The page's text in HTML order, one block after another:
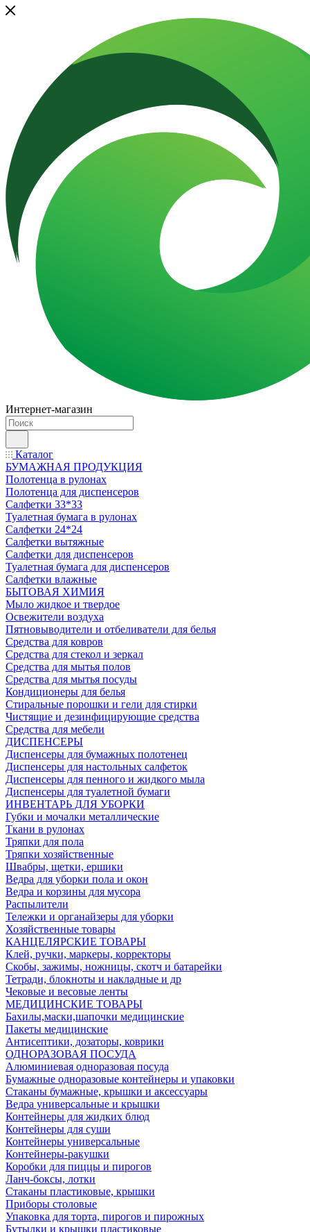
Интернет-магазин
Каталог
БУМАЖНАЯ ПРОДУКЦИЯ
Полотенца в рулонах
Полотенца для диспенсеров
Салфетки 33*33
Туалетная бумага в рулонах
Салфетки 24*24
Салфетки вытяжные
Салфетки для диспенсеров
Туалетная бумага для диспенсеров
Салфетки влажные
БЫТОВАЯ ХИМИЯ
Мыло жидкое и твердое
Освежители воздуха
Пятновыводители и отбеливатели для белья
Средства для ковров
Средства для стекол и зеркал
Средства для мытья полов
Средства для мытья посуды
Кондиционеры для белья
Стиральные порошки и гели для стирки
Чистящие и дезинфицирующие средства
Средства для мебели
ДИСПЕНСЕРЫ
Диспенсеры для бумажных полотенец
Диспенсеры для настольных салфеток
Диспенсеры для пенного и жидкого мыла
Диспенсеры для туалетной бумаги
ИНВЕНТАРЬ ДЛЯ УБОРКИ
Губки и мочалки металлические
Ткани в рулонах
Тряпки для пола
Тряпки хозяйственные
Швабры, щетки, ершики
Ведра для уборки пола и окон
Ведра и корзины для мусора
Распылители
Тележки и органайзеры для уборки
Хозяйственные товары
КАНЦЕЛЯРСКИЕ ТОВАРЫ
Клей, ручки, маркеры, корректоры
Скобы, зажимы, ножницы, скотч и батарейки
Тетради, блокноты и накладные и др
Чековые и весовые ленты
МЕДИЦИНСКИЕ ТОВАРЫ
Бахилы,маски,шапочки медицинские
Пакеты медицинские
Антисептики, дозаторы, коврики
ОДНОРАЗОВАЯ ПОСУДА
Алюминиевая одноразовая посуда
Бумажные одноразовые контейнеры и упаковки
Стаканы бумажные, крышки и аксессуары
Ведра универсальные и крышки
Контейнеры для жидких блюд
Контейнеры для суши
Контейнеры универсальные
Контейнеры-ракушки
Коробки для пиццы и пирогов
Ланч-боксы, лотки
Стаканы пластиковые, крышки
Приборы столовые
Упаковка для торта, пирогов и пирожных
Бутылки и крышки пластиковые